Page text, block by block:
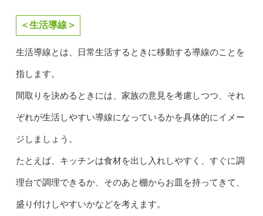
＜生活導線＞
生活導線とは、日常生活するときに移動する導線のことを
指します。
間取りを決めるときには、家族の意見を考慮しつつ、それ
ぞれが生活しやすい導線になっているかを具体的にイメー
ジしましょう。
たとえば、キッチンは食材を出し入れしやすく、すぐに調
理台で調理できるか、そのあと棚からお皿を持ってきて、
盛り付けしやすいかなどを考えます。